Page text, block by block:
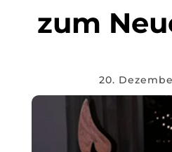
zum
20.